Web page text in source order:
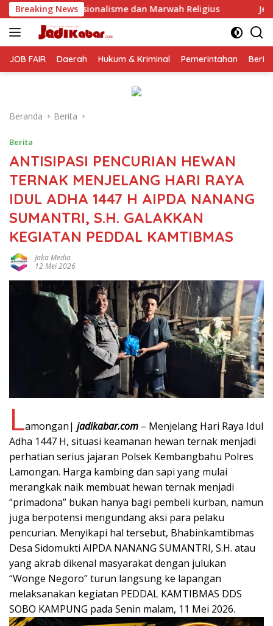
Langsung
ke
konten
Breaking News
dan Marwah Religius Jelang Perayaan HUT RI ke-81,
JOB FAIR Daerah Hukum & Kriminal Pemerintahan
Beranda Berita
Berita
ANTISIPASI PENCURIAN HEWAN
TERNAK MENJELANG HARI RAYA
IDUL ADHA 1447 H AIPDA NANANG
SUMANTRI, S.H. GALAKKAN
KEGIATAN PEDDAL KAMTIBMAS
Jaka Media
12 Mei 2026
Lamongan| jadikabar.com – Menjelang Hari Raya Idul
Adha 1447 H, situasi keamanan hewan ternak menjadi
perhatian serius jajaran Polsek Kembangbahu Polres
Lamongan. Harga kambing dan sapi yang mulai
merangkak naik membuat hewan ternak menjadi
“primadona” bukan hanya bagi pembeli kurban, namun
juga berpotensi mengundang aksi para pelaku
pencurian. Menyikapi hal tersebut, Bhabinkamtibmas
Desa Sidomukti AIPDA NANANG SUMANTRI, S.H. atau
yang akrab dikenal masyarakat dengan julukan
“Wonge Negoro” turun langsung ke lapangan
melaksanakan kegiatan PEDDAL KAMTIBMAS DDS
SOBO KAMPUNG pada Senin malam, 11 Mei 2026.